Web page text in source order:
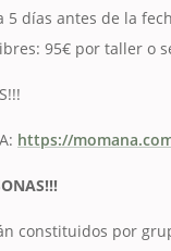
5 días antes de la
95€ por taller o
https://
constituidos por